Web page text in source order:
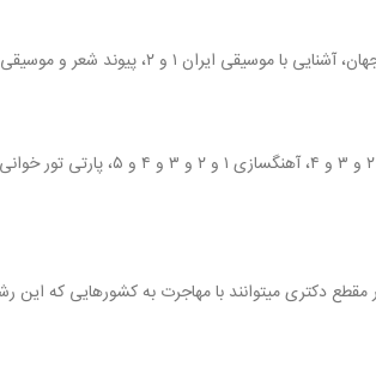
پیانو ۴ و ۵ و ۶، موسیقی جهان ۱ و ۲، آشنایی با
مقطع دکتری میتوانند با مهاجرت به کشورهایی که